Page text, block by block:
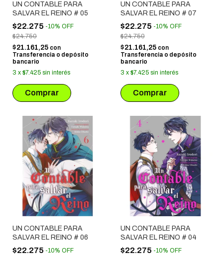
UN CONTABLE PARA
SALVAR EL REINO # 05
$22.275 -10% OFF
$24.750
$21.161,25 con
Transferencia o depósito
bancario
3 x $7.425 sin interés
UN CONTABLE PARA
SALVAR EL REINO # 07
$22.275 -10% OFF
$24.750
$21.161,25 con
Transferencia o depósito
bancario
3 x $7.425 sin interés
UN CONTABLE PARA
SALVAR EL REINO # 06
$22.275 -10% OFF
UN CONTABLE PARA
SALVAR EL REINO # 04
$22.275 -10% OFF